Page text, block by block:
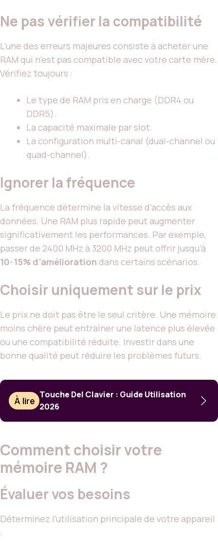
Ne pas vérifier la compatibilité
L’une des erreurs majeures consiste à acheter une
RAM qui n’est pas compatible avec votre carte mère.
Vérifiez toujours :
Le type de RAM pris en charge (DDR4 ou
DDR5).
La capacité maximale par slot.
La configuration multi-canal (dual-channel ou
quad-channel).
Ignorer la fréquence
La fréquence détermine la vitesse d’accès aux
données. Une RAM plus rapide peut augmenter
significativement les performances. Par exemple,
passer de 2400 MHz à 3200 MHz peut offrir jusqu’à
10-15% d’amélioration dans certains scénarios.
Choisir uniquement sur le prix
Le prix ne doit pas être le seul critère. Une mémoire
moins chère peut entraîner une latence plus élevée
ou une compatibilité réduite. Investir dans une
bonne qualité peut réduire les problèmes futurs.
À lire
Touche Del Clavier : Guide Utilisation
2026
Comment choisir votre
mémoire RAM ?
Évaluer vos besoins
Déterminez l’utilisation principale de votre appareil
: